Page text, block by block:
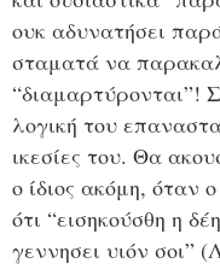
ουκ αδυνατήσει
σταματά να
“διαμαρτύρονται”!
λογική του
ικεσίες του. Θα
ο ίδιος ακόμη, όταν
ότι “εισηκούσθη η
γεν­νη­σει υιόν σοι”